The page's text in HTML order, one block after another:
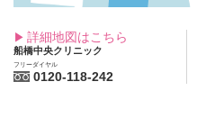
詳細地図はこちら
船橋中央クリニック
フリーダイヤル
0120-118-242